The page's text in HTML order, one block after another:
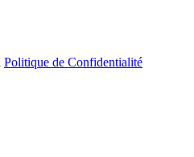
Politique de Confidentialité